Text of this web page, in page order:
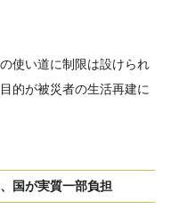
使い道に制限は設けられ
的が被災者の生活再建に
国が実質一部負担